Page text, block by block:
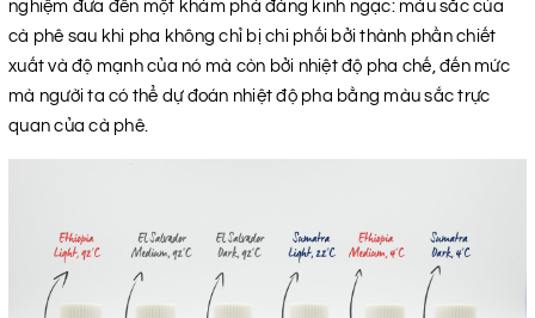
nghiệm đưa đến một khám phá đáng kinh ngạc: màu sắc của
cà phê sau khi pha không chỉ bị chi phối bởi thành phần chiết
xuất và độ mạnh của nó mà còn bởi nhiệt độ pha chế, đến mức
mà người ta có thể dự đoán nhiệt độ pha bằng màu sắc trực
quan của cà phê.